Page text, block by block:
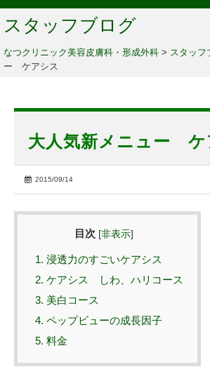
スタッフブログ
なつクリニック美容皮膚科・形成外科 > スタッフ
ー ケアシス
大人気新メニュー ケ
2015/09/14
目次 [非表示]
1. 浸透力のすごいケアシス
2. ケアシス しわ、ハリコース
3. 美白コース
4. ペップビューの成長因子
5. 料金